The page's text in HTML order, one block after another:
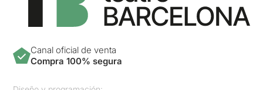
Canal oficial de venta
Compra 100% segura